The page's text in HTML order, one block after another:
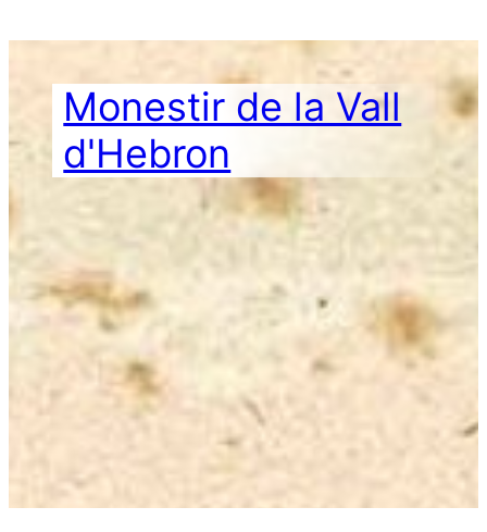
contingut
Monestir de la Vall
d'Hebron